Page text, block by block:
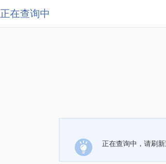
正在查询中
正在查询中，请刷